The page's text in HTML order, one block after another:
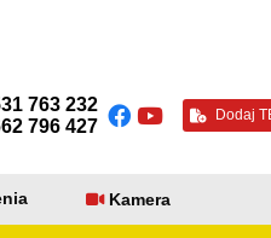
763 232
796 427
Dodaj
Kamera